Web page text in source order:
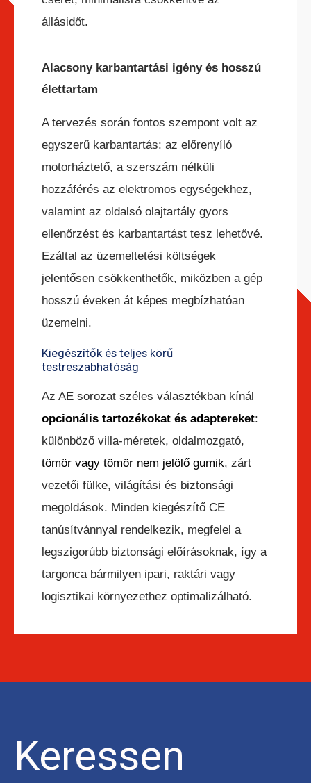
állásidőt.
Alacsony karbantartási igény és hosszú
élettartam
A tervezés során fontos szempont volt az
egyszerű karbantartás: az előrenyíló
motorháztető, a szerszám nélküli
hozzáférés az elektromos egységekhez,
valamint az oldalsó olajtartály gyors
ellenőrzést és karbantartást tesz lehetővé.
Ezáltal az üzemeltetési költségek
jelentősen csökkenthetők, miközben a gép
hosszú éveken át képes megbízhatóan
üzemelni.
Kiegészítők és teljes körű
testreszabhatóság
Az AE sorozat széles választékban kínál
opcionális tartozékokat és adaptereket:
különböző villa-méretek, oldalmozgató,
tömör vagy tömör nem jelölő gumik, zárt
vezetői fülke, világítási és biztonsági
megoldások. Minden kiegészítő CE
tanúsítvánnyal rendelkezik, megfelel a
legszigorúbb biztonsági előírásoknak, így a
targonca bármilyen ipari, raktári vagy
logisztikai környezethez optimalizálható.
Keressen